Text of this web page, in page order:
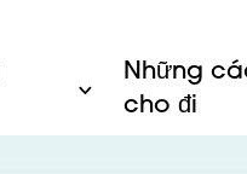
Những
cho đi